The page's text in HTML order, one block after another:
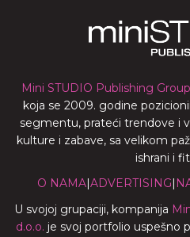
Mini STUDIO Publishing
koja se 2009. godine
segmentu, prateći trendove i
kulture i zabave, sa velikom
ishrani i
O NAMA|ADVERTISING|
U svojoj grupaciji, kompanija
d.o.o. je svoj portfolio uspešno